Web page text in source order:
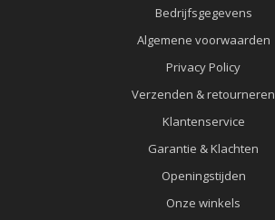
Bedrijfsgegevens
Algemene voorwaarden
Privacy Policy
Verzenden & retourneren
Klantenservice
Garantie & Klachten
Openingstijden
Onze winkels